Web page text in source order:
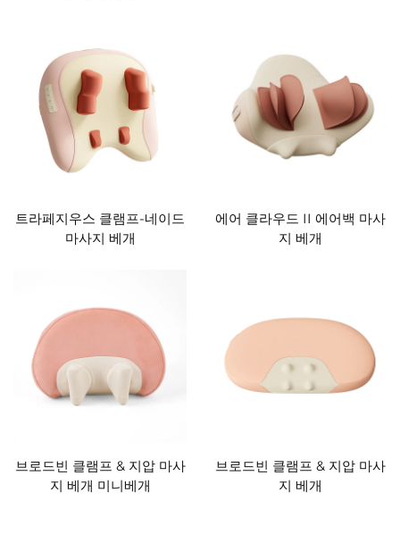
트라페지우스 클램프-네이드
마사지 베개
에어 클라우드 II 에어백 마사
지 베개
브로드빈 클램프 & 지압 마사
지 베개 미니베개
브로드빈 클램프 & 지압 마사
지 베개